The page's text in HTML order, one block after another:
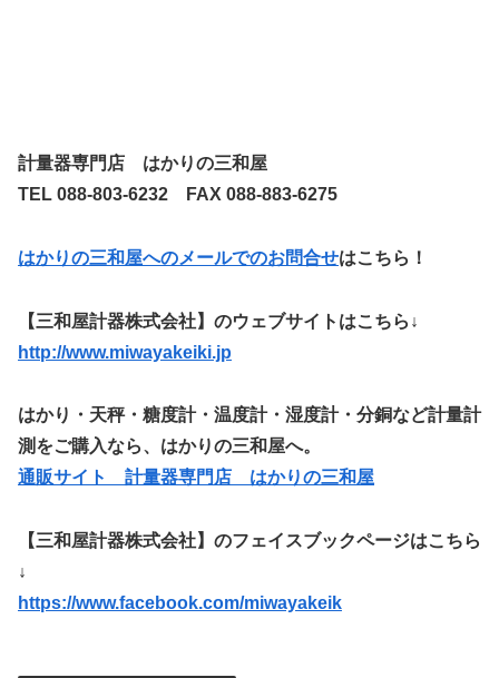
計量器専門店 はかりの三和屋
TEL 088-803-6232 FAX 088-883-6275
はかりの三和屋へのメールでのお問合せはこちら！
【三和屋計器株式会社】のウェブサイトはこちら↓
http://www.miwayakeiki.jp
はかり・天秤・糖度計・温度計・湿度計・分銅など計量計
測をご購入なら、はかりの三和屋へ。
通販サイト 計量器専門店 はかりの三和屋
【三和屋計器株式会社】のフェイスブックページはこちら
↓
https://www.facebook.com/miwayakeik